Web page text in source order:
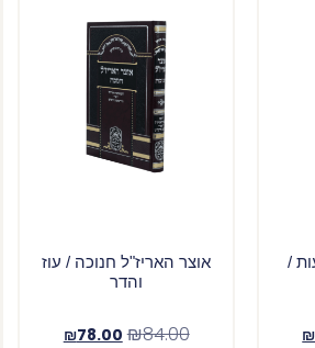
/
אוצר האריז"ל חנוכה / עוז
והדר
₪84.00
₪78.00